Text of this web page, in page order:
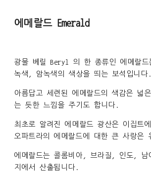
에메랄드 Emerald
광물 베릴 Beryl 의 한 종류인 에메랄드
녹색, 암녹색의 색상을 띄는 보석입니다.
아름답고 세련된 에메랄드의 색감은 넓
는 듯한 느낌을 주기도 합니다.
최초로 알려진 에메랄드 광산은 이집트
오파트라의 에메랄드에 대한 큰 사랑은
에메랄드는 콜롬비아, 브라질, 인도, 남
지에서 산출됩니다.